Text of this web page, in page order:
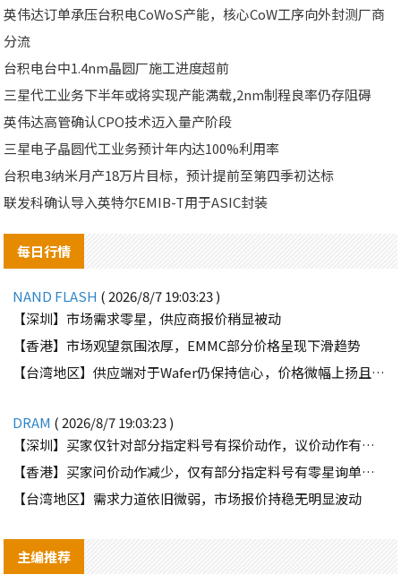
英伟达订单承压台积电CoWoS产能，核心CoW工序向外封测厂商
分流
台积电台中1.4nm晶圆厂施工进度超前
三星代工业务下半年或将实现产能满载,2nm制程良率仍存阻碍
英伟达高管确认CPO技术迈入量产阶段
三星电子晶圆代工业务预计年内达100%利用率
台积电3纳米月产18万片目标，预计提前至第四季初达标
联发科确认导入英特尔EMIB-T用于ASIC封装
每日行情
NAND FLASH ( 2026/8/7 19:03:23 )
【深圳】市场需求零星，供应商报价稍显被动
【香港】市场观望氛围浓厚，EMMC部分价格呈现下滑趋势
【台湾地区】供应端对于Wafer仍保持信心，价格微幅上扬且惜售态度不变
DRAM ( 2026/8/7 19:03:23 )
【深圳】买家仅针对部分指定料号有探价动作，议价动作有所减少
【香港】买家问价动作减少，仅有部分指定料号有零星询单动作
【台湾地区】需求力道依旧微弱，市场报价持稳无明显波动
主编推荐